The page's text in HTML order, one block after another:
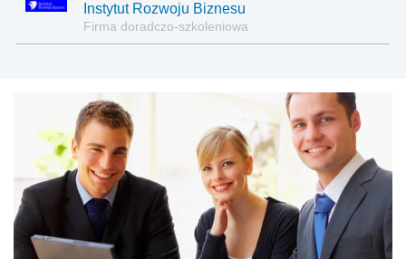
Instytut Rozwoju Biznesu
Firma doradczo-szkoleniowa